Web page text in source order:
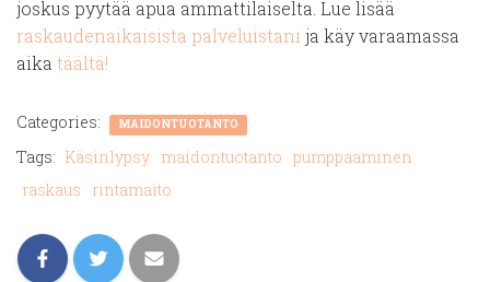
joskus pyytää apua ammattilaiselta. Lue lisää
raskaudenaikaisista palveluistani ja käy varaamassa
aika täältä!
Categories: MAIDONTUOTANTO
Tags: Käsinlypsy maidontuotanto pumppaaminen
raskaus
rintamaito